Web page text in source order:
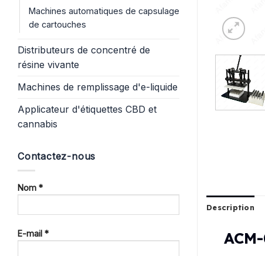
Machines automatiques de capsulage
de cartouches
Distributeurs de concentré de
résine vivante
Machines de remplissage d'e-liquide
Applicateur d'étiquettes CBD et
cannabis
Contactez-nous
Nom *
E-mail *
Description